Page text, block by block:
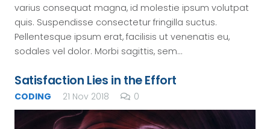
varius consequat magna, id molestie ipsum volutpat
quis. Suspendisse consectetur fringilla suctus.
Pellentesque ipsum erat, facilisis ut venenatis eu,
sodales vel dolor. Morbi sagittis, sem…
Satisfaction Lies in the Effort
CODING 21 Nov 2018 0